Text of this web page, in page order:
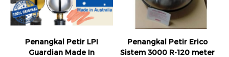
Penangkal Petir LPI
Guardian Made In
Penangkal Petir Erico
Sistem 3000 R-120 meter